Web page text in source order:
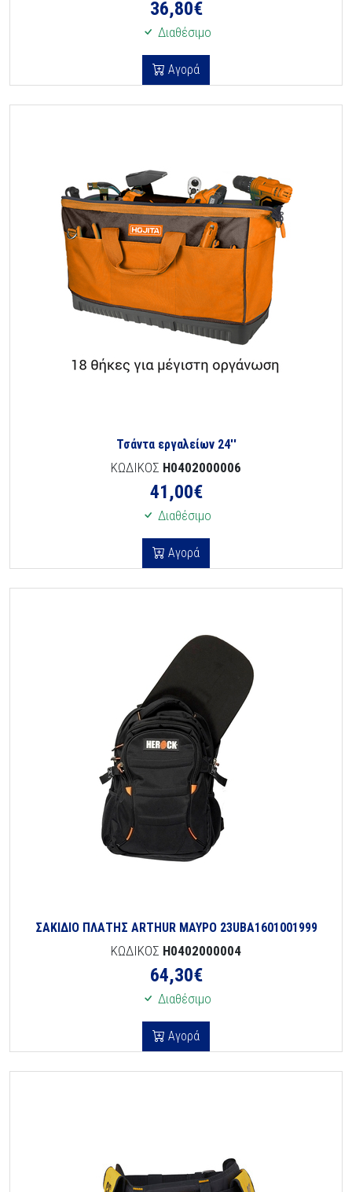
36,80€
Διαθέσιμο
Αγορά
Τσάντα εργαλείων 24''
ΚΩΔΙΚΟΣ H0402000006
41,00€
Διαθέσιμο
Αγορά
ΣΑΚΙΔΙΟ ΠΛΑΤΗΣ ARTHUR ΜΑΥΡΟ 23UBA1601001999
ΚΩΔΙΚΟΣ H0402000004
64,30€
Διαθέσιμο
Αγορά